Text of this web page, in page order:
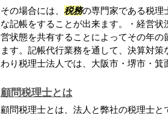
その場合には、 税務の専門家である税理
な記帳をすることが出来ます。・経営
営状態を共有することによってその年
ます。記帳代行業務を通して、決算対
わり税理士法人では、大阪市・堺市・箕
顧問税理士とは
顧問税理士とは、法人と弊社の税理士と